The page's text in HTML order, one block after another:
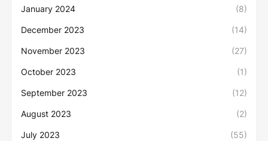
January 2024 (8)
December 2023 (14)
November 2023 (27)
October 2023 (1)
September 2023 (12)
August 2023 (2)
July 2023 (55)